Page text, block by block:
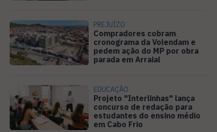
PREJUÍZO
Compradores cobram
cronograma da Volendam e
pedem ação do MP por obra
parada em Arraial
EDUCAÇÃO
Projeto "Interlinhas" lança
concurso de redação para
estudantes do ensino médio
em Cabo Frio